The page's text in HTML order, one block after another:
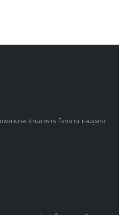
ยาบาล ร้านอาหาร โรงงาน และธุรกิจ